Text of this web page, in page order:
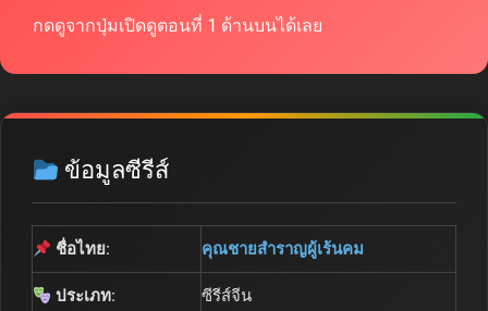
กดดูจากปุ่มเปิดดูตอนที่ 1 ด้านบนได้เลย
ข้อมูลซีรีส์
ชื่อไทย: คุณชายสำราญผู้เร้นคม
ประเภท: ซีรีส์จีน